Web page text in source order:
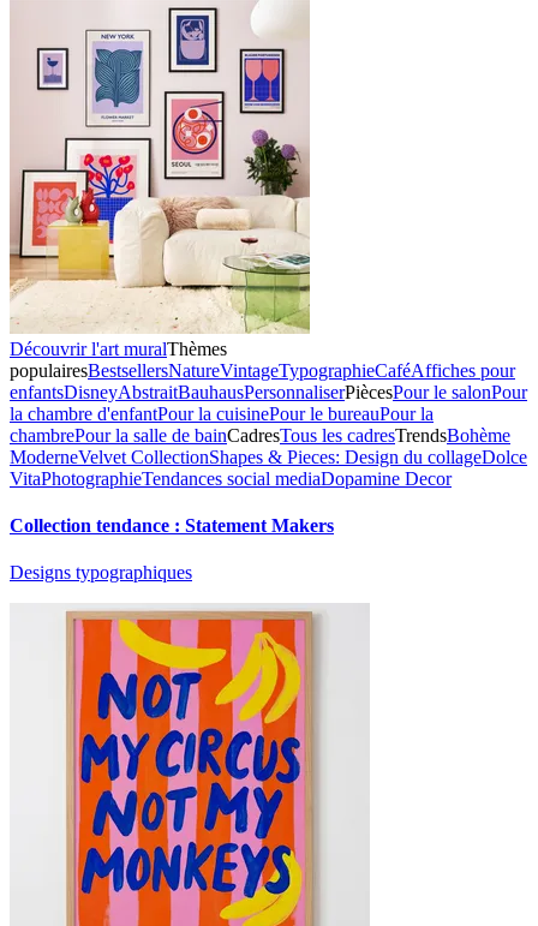
Découvrir l'art muralThèmes
populairesBestsellersNatureVintageTypographieCaféAffiches pour
enfantsDisneyAbstraitBauhausPersonnaliserPiècesPour le salonPour
la chambre d'enfantPour la cuisinePour le bureauPour la
chambrePour la salle de bainCadresTous les cadresTrendsBohème
ModerneVelvet CollectionShapes & Pieces: Design du collageDolce
VitaPhotographieTendances social mediaDopamine Decor
Collection tendance : Statement Makers
Designs typographiques